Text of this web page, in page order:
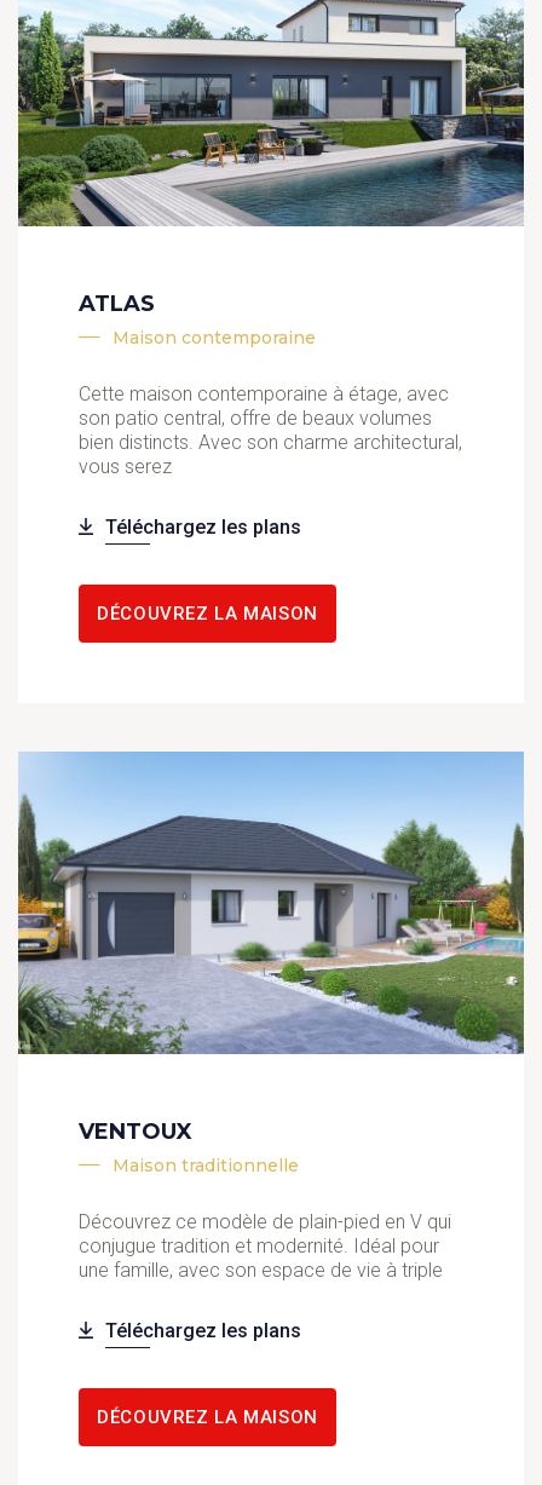
ATLAS
Maison contemporaine
Cette maison contemporaine à étage, avec
son patio central, offre de beaux volumes
bien distincts. Avec son charme architectural,
vous serez
Téléchargez les plans
DÉCOUVREZ LA MAISON
VENTOUX
Maison traditionnelle
Découvrez ce modèle de plain-pied en V qui
conjugue tradition et modernité. Idéal pour
une famille, avec son espace de vie à triple
Téléchargez les plans
DÉCOUVREZ LA MAISON